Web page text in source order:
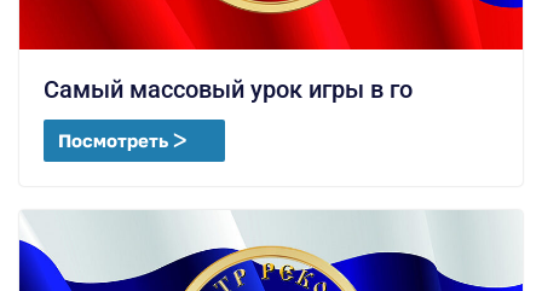
Самый массовый урок игры в го
Посмотреть ᐳ